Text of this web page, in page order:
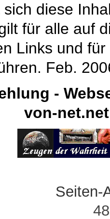
diese
für alle auf
Links und
Feb.
-
von-net.net
Seiten-